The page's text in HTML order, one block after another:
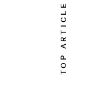
TOP ARTICLE